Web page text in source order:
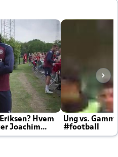
Hvem
Joachim
Ung vs.
#football